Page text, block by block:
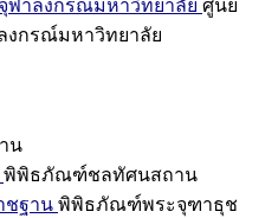
ฬาลงกรณ์มหาวิทยาลัย ศูนย์
งกรณ์มหาวิทยาลัย
น
พิพิธภัณฑ์ชลทัศนสถาน
ฐาน พิพิธภัณฑ์พระจุฑาธุช